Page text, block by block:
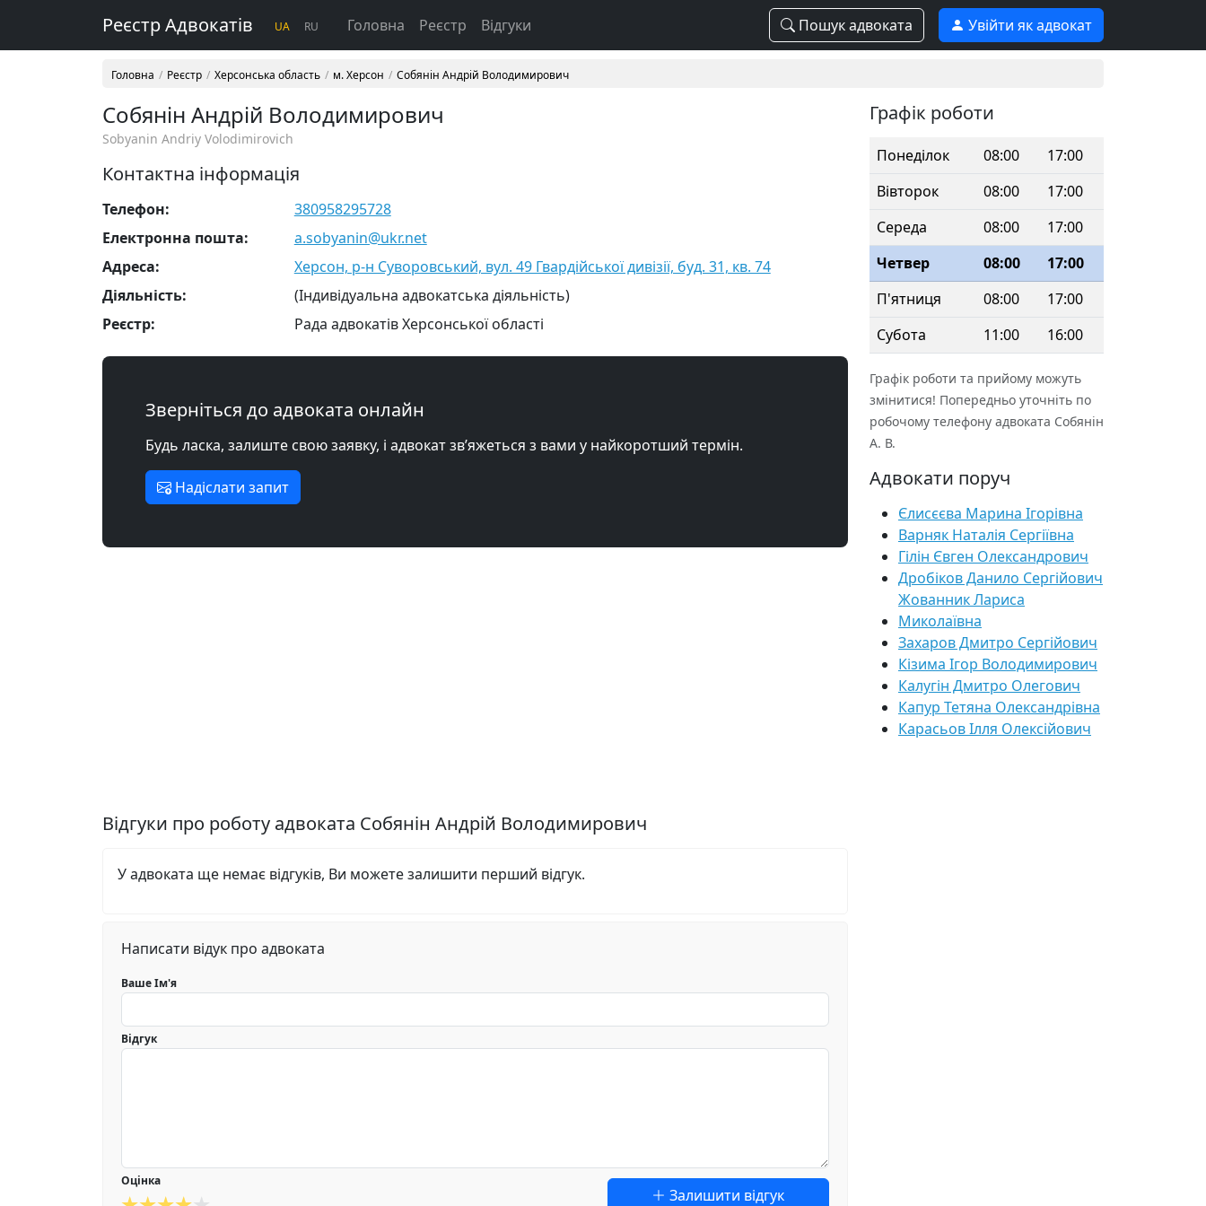
Реєстр Адвокатів UA RU Головна Реєстр Відгуки Пошук адвоката Увійти як адвокат
Головна Реєстр Херсонська область м. Херсон Собянін Андрій Володимирович
Собянін Андрій Володимирович
Sobyanin Andriy Volodimirovich
Контактна інформація
Телефон:
380958295728
Електронна пошта:
a.sobyanin@ukr.net
Адреса:
Херсон, р-н Суворовський, вул. 49 Гвардійської дивізії, буд. 31, кв. 74
Діяльність:
(Індивідуальна адвокатська діяльність)
Реєстр:
Рада адвокатів Херсонської області
Зверніться до адвоката онлайн
Будь ласка, залиште свою заявку, і адвокат зв’яжеться з вами у найкоротший термін.
Надіслати запит
Відгуки про роботу адвоката Собянін Андрій Володимирович
У адвоката ще немає відгуків, Ви можете залишити перший відгук.
Написати відук про адвоката
Ваше Ім'я
Відгук
Оцінка
Залишити відгук
Графік роботи
Понеділок 08:00
17:00
Вівторок
08:00
17:00
Середа
08:00
17:00
Четвер
08:00
17:00
П'ятниця
08:00
17:00
Субота
11:00 16:00
Графік роботи та прийому можуть
змінитися! Попередньо уточніть по
робочому телефону адвоката Собянін
А. В.
Адвокати поруч
Єлисєєва Марина Ігорівна
Варняк Наталія Сергіївна
Гілін Євген Олександрович
Дробіков Данило Сергійович
Жованник Лариса
Миколаївна
Захаров Дмитро Сергійович
Кізима Ігор Володимирович
Калугін Дмитро Олегович
Капур Тетяна Олександрівна
Карасьов Ілля Олексійович